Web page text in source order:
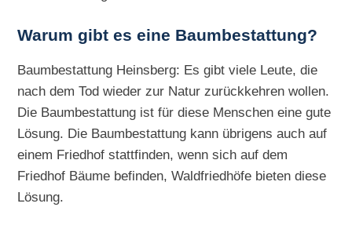
Warum gibt es eine Baumbestattung?
Baumbestattung Heinsberg: Es gibt viele Leute, die
nach dem Tod wieder zur Natur zurückkehren wollen.
Die Baumbestattung ist für diese Menschen eine gute
Lösung. Die Baumbestattung kann übrigens auch auf
einem Friedhof stattfinden, wenn sich auf dem
Friedhof Bäume befinden, Waldfriedhöfe bieten diese
Lösung.